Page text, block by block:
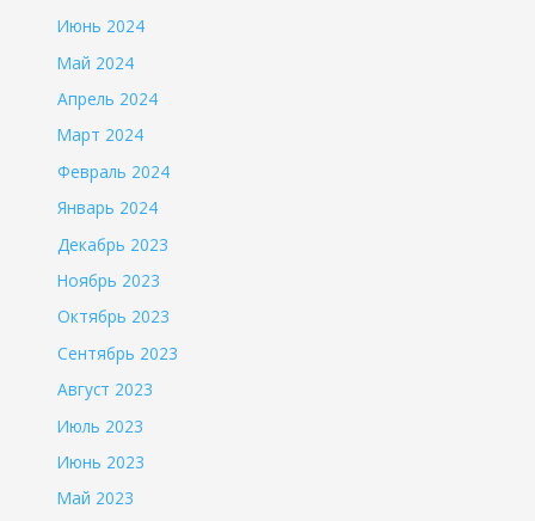
Июнь 2024
Май 2024
Апрель 2024
Март 2024
Февраль 2024
Январь 2024
Декабрь 2023
Ноябрь 2023
Октябрь 2023
Сентябрь 2023
Август 2023
Июль 2023
Июнь 2023
Май 2023